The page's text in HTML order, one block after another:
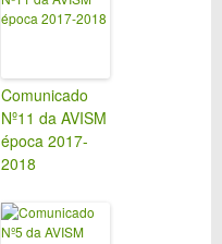
Comunicado
Nº11 da AVISM
época 2017-
2018